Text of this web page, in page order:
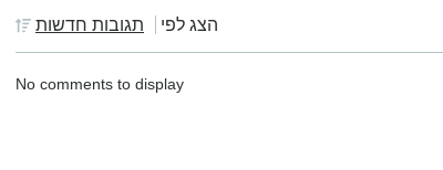
הצג לפי תגובות חדשות
No comments to display